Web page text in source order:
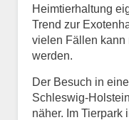
Heimtierhaltung
Trend zur
vielen Fällen kann
werden.
Der Besuch in
Schleswig-
näher. Im Tierpark